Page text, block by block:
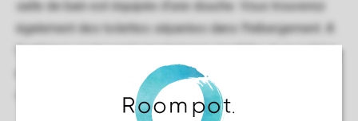
salle de bain est équipée d'une douche. Vous trouverez
également des toilettes séparées dans l'hébergement. A
l'extérieur se trouvent une terrasse meublée et un parking
attenant à l'hébergement. La connexion Wifi est mise à
votre disposition gratuitement.